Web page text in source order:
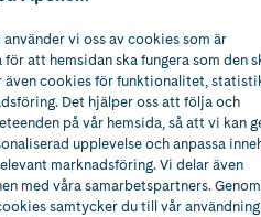
använder vi oss av cookies som är
för att hemsidan ska fungera som den
även cookies för funktionalitet,
Det hjälper oss att följa och
på vår hemsida, så att vi kan
upplevelse och anpassa
marknadsföring. Vi delar även
med våra samarbetspartners.
samtycker du till vår